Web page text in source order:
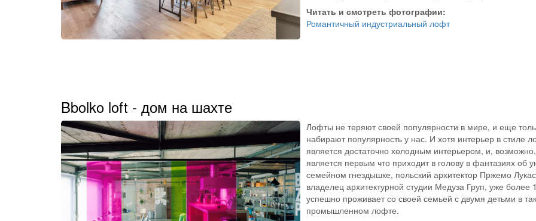
Читать и смотреть фотографии:
Романтичный индустриальный лофт
Bbolko loft - дом на шахте
Лофты не теряют своей популярности в мире, и еще
набирают популярность у нас. И хотя интерьер в стиле
является достаточно холодным интерьером, и,
является первым что приходит в голову в фантазиях об
семейном гнездышке, польский архитектор Пржемо
владелец архитектурной студии Медуза Груп, уже более
успешно проживает со своей семьей с двумя детьми в
промышленном лофте.